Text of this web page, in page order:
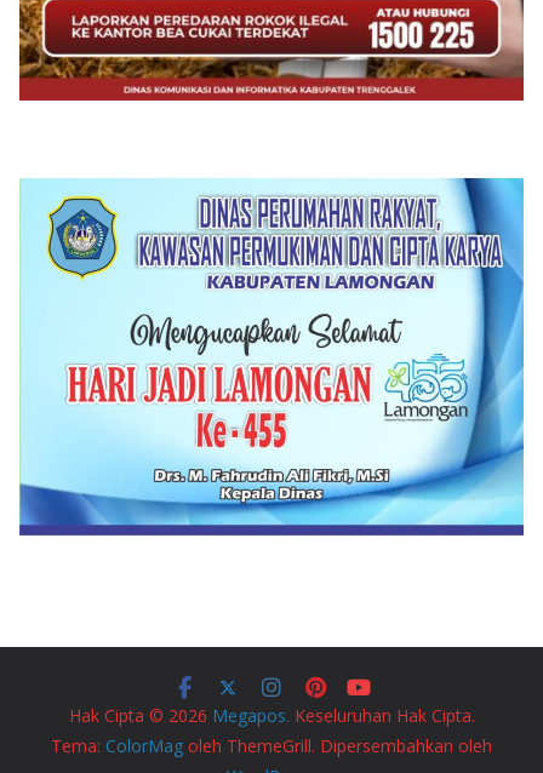
Hak Cipta © 2026 Megapos. Keseluruhan Hak Cipta.
Tema: ColorMag oleh ThemeGrill. Dipersembahkan oleh